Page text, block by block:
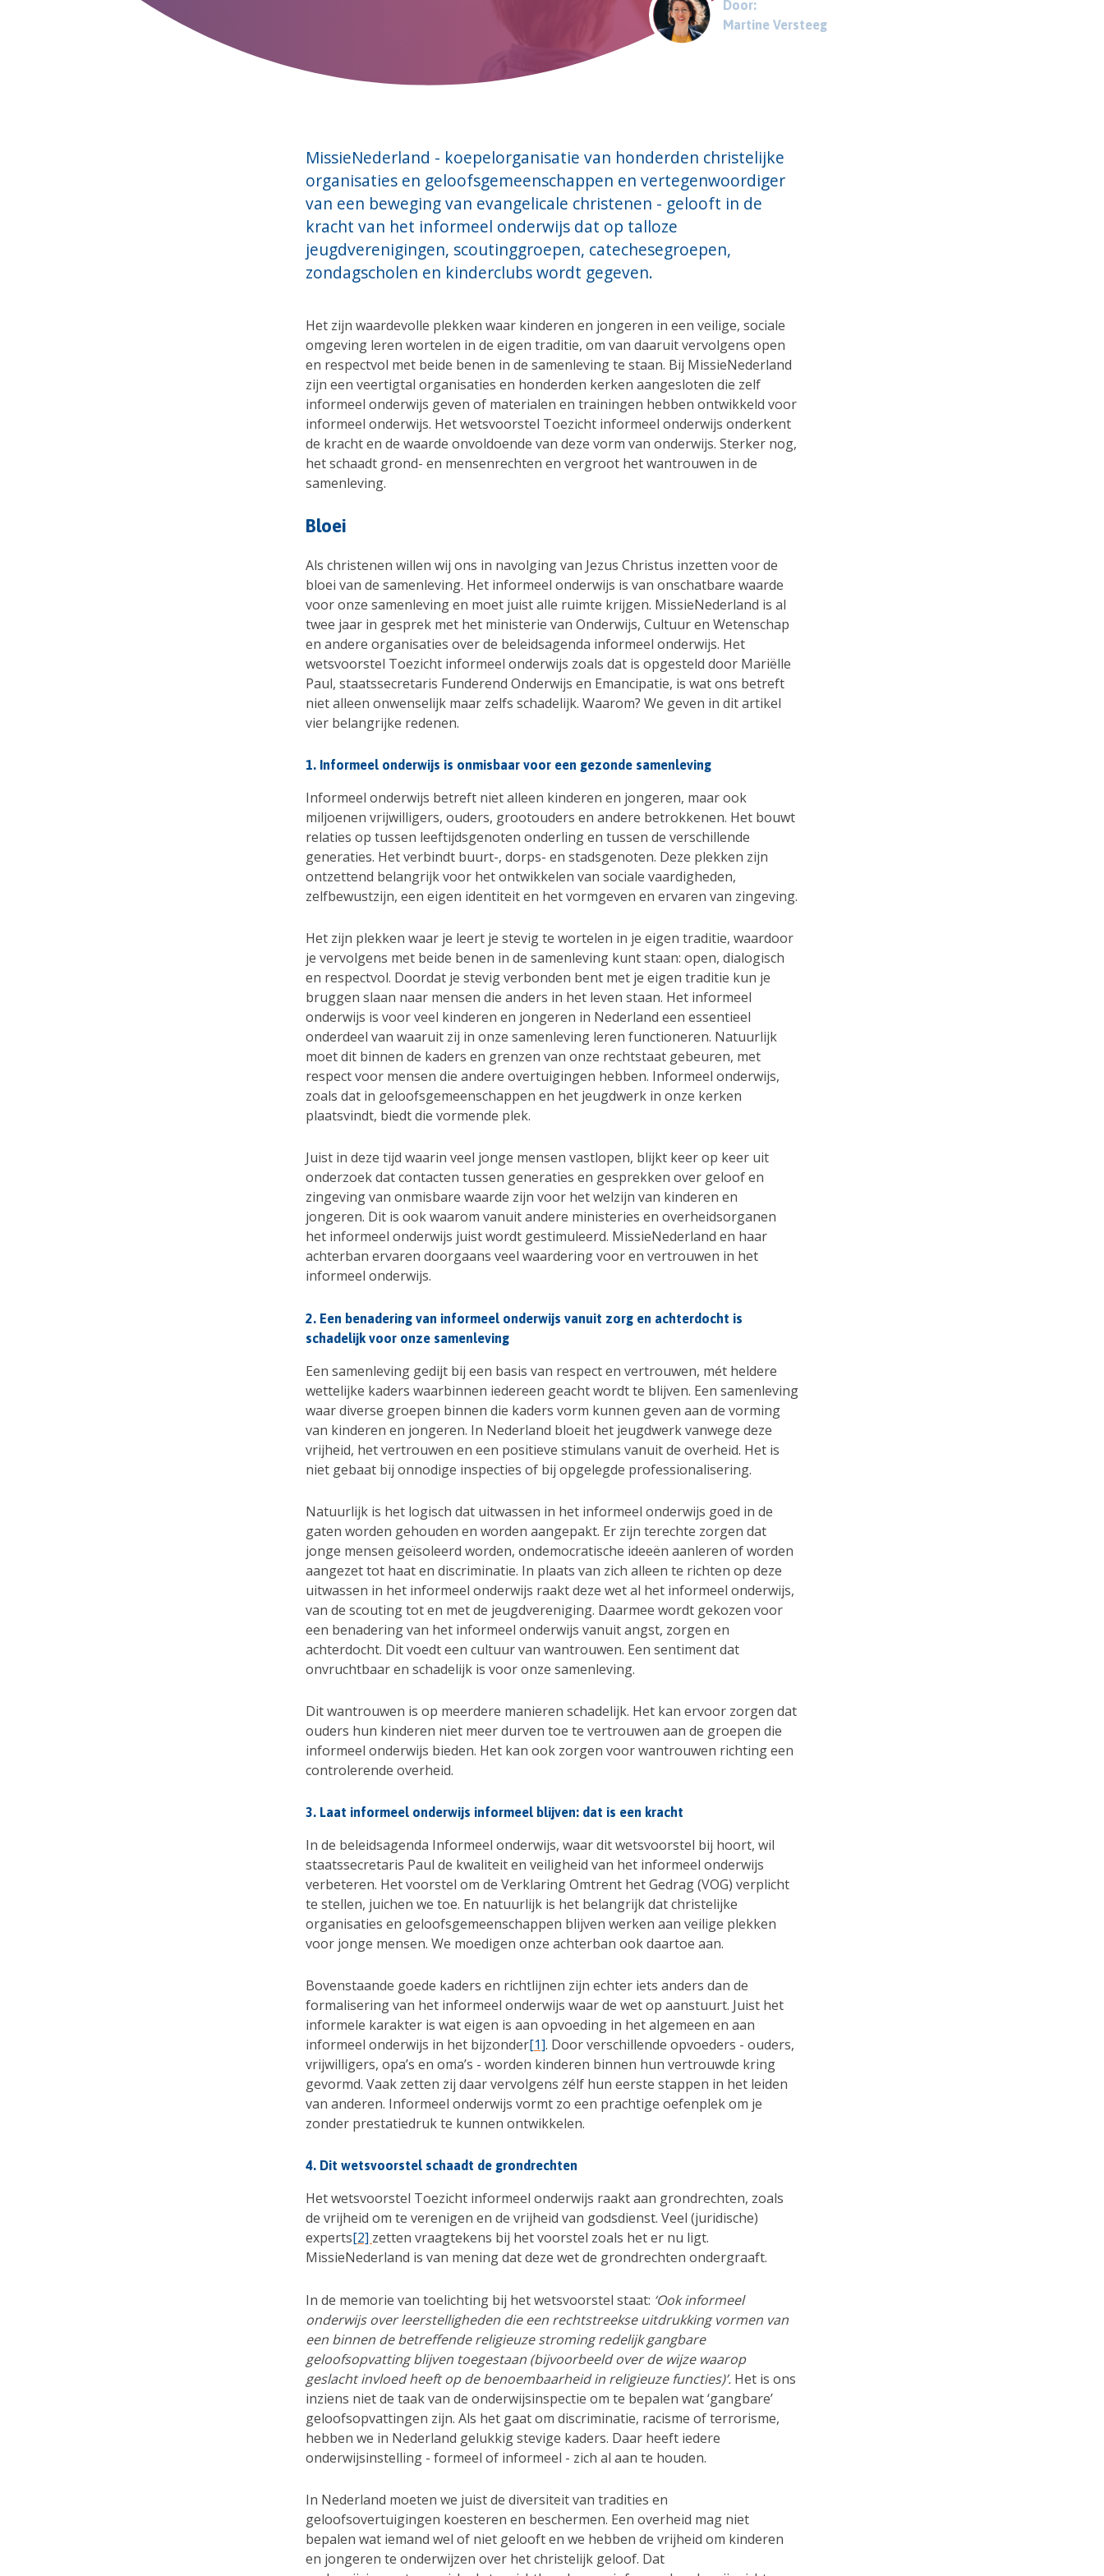
Door:
Martine Versteeg
MissieNederland - koepelorganisatie van honderden christelijke
organisaties en geloofsgemeenschappen en vertegenwoordiger
van een beweging van evangelicale christenen - gelooft in de
kracht van het informeel onderwijs dat op talloze
jeugdverenigingen, scoutinggroepen, catechesegroepen,
zondagscholen en kinderclubs wordt gegeven.
Het zijn waardevolle plekken waar kinderen en jongeren in een veilige, sociale
omgeving leren wortelen in de eigen traditie, om van daaruit vervolgens open
en respectvol met beide benen in de samenleving te staan. Bij MissieNederland
zijn een veertigtal organisaties en honderden kerken aangesloten die zelf
informeel onderwijs geven of materialen en trainingen hebben ontwikkeld voor
informeel onderwijs. Het wetsvoorstel Toezicht informeel onderwijs onderkent
de kracht en de waarde onvoldoende van deze vorm van onderwijs. Sterker nog,
het schaadt grond- en mensenrechten en vergroot het wantrouwen in de
samenleving.
Bloei
Als christenen willen wij ons in navolging van Jezus Christus inzetten voor de
bloei van de samenleving. Het informeel onderwijs is van onschatbare waarde
voor onze samenleving en moet juist alle ruimte krijgen. MissieNederland is al
twee jaar in gesprek met het ministerie van Onderwijs, Cultuur en Wetenschap
en andere organisaties over de beleidsagenda informeel onderwijs. Het
wetsvoorstel Toezicht informeel onderwijs zoals dat is opgesteld door Mariëlle
Paul, staatssecretaris Funderend Onderwijs en Emancipatie, is wat ons betreft
niet alleen onwenselijk maar zelfs schadelijk. Waarom? We geven in dit artikel
vier belangrijke redenen.
1. Informeel onderwijs is onmisbaar voor een gezonde samenleving
Informeel onderwijs betreft niet alleen kinderen en jongeren, maar ook
miljoenen vrijwilligers, ouders, grootouders en andere betrokkenen. Het bouwt
relaties op tussen leeftijdsgenoten onderling en tussen de verschillende
generaties. Het verbindt buurt-, dorps- en stadsgenoten. Deze plekken zijn
ontzettend belangrijk voor het ontwikkelen van sociale vaardigheden,
zelfbewustzijn, een eigen identiteit en het vormgeven en ervaren van zingeving.
Het zijn plekken waar je leert je stevig te wortelen in je eigen traditie, waardoor
je vervolgens met beide benen in de samenleving kunt staan: open, dialogisch
en respectvol. Doordat je stevig verbonden bent met je eigen traditie kun je
bruggen slaan naar mensen die anders in het leven staan. Het informeel
onderwijs is voor veel kinderen en jongeren in Nederland een essentieel
onderdeel van waaruit zij in onze samenleving leren functioneren. Natuurlijk
moet dit binnen de kaders en grenzen van onze rechtstaat gebeuren, met
respect voor mensen die andere overtuigingen hebben. Informeel onderwijs,
zoals dat in geloofsgemeenschappen en het jeugdwerk in onze kerken
plaatsvindt, biedt die vormende plek.
Juist in deze tijd waarin veel jonge mensen vastlopen, blijkt keer op keer uit
onderzoek dat contacten tussen generaties en gesprekken over geloof en
zingeving van onmisbare waarde zijn voor het welzijn van kinderen en
jongeren. Dit is ook waarom vanuit andere ministeries en overheidsorganen
het informeel onderwijs juist wordt gestimuleerd. MissieNederland en haar
achterban ervaren doorgaans veel waardering voor en vertrouwen in het
informeel onderwijs.
2. Een benadering van informeel onderwijs vanuit zorg en achterdocht is
schadelijk voor onze samenleving
Een samenleving gedijt bij een basis van respect en vertrouwen, mét heldere
wettelijke kaders waarbinnen iedereen geacht wordt te blijven. Een samenleving
waar diverse groepen binnen die kaders vorm kunnen geven aan de vorming
van kinderen en jongeren. In Nederland bloeit het jeugdwerk vanwege deze
vrijheid, het vertrouwen en een positieve stimulans vanuit de overheid. Het is
niet gebaat bij onnodige inspecties of bij opgelegde professionalisering.
Natuurlijk is het logisch dat uitwassen in het informeel onderwijs goed in de
gaten worden gehouden en worden aangepakt. Er zijn terechte zorgen dat
jonge mensen geïsoleerd worden, ondemocratische ideeën aanleren of worden
aangezet tot haat en discriminatie. In plaats van zich alleen te richten op deze
uitwassen in het informeel onderwijs raakt deze wet al het informeel onderwijs,
van de scouting tot en met de jeugdvereniging. Daarmee wordt gekozen voor
een benadering van het informeel onderwijs vanuit angst, zorgen en
achterdocht. Dit voedt een cultuur van wantrouwen. Een sentiment dat
onvruchtbaar en schadelijk is voor onze samenleving.
Dit wantrouwen is op meerdere manieren schadelijk. Het kan ervoor zorgen dat
ouders hun kinderen niet meer durven toe te vertrouwen aan de groepen die
informeel onderwijs bieden. Het kan ook zorgen voor wantrouwen richting een
controlerende overheid.
3. Laat informeel onderwijs informeel blijven: dat is een kracht
In de beleidsagenda Informeel onderwijs, waar dit wetsvoorstel bij hoort, wil
staatssecretaris Paul de kwaliteit en veiligheid van het informeel onderwijs
verbeteren. Het voorstel om de Verklaring Omtrent het Gedrag (VOG) verplicht
te stellen, juichen we toe. En natuurlijk is het belangrijk dat christelijke
organisaties en geloofsgemeenschappen blijven werken aan veilige plekken
voor jonge mensen. We moedigen onze achterban ook daartoe aan.
Bovenstaande goede kaders en richtlijnen zijn echter iets anders dan de
formalisering van het informeel onderwijs waar de wet op aanstuurt. Juist het
informele karakter is wat eigen is aan opvoeding in het algemeen en aan
informeel onderwijs in het bijzonder[1]. Door verschillende opvoeders - ouders,
vrijwilligers, opa’s en oma’s - worden kinderen binnen hun vertrouwde kring
gevormd. Vaak zetten zij daar vervolgens zélf hun eerste stappen in het leiden
van anderen. Informeel onderwijs vormt zo een prachtige oefenplek om je
zonder prestatiedruk te kunnen ontwikkelen.
4. Dit wetsvoorstel schaadt de grondrechten
Het wetsvoorstel Toezicht informeel onderwijs raakt aan grondrechten, zoals
de vrijheid om te verenigen en de vrijheid van godsdienst. Veel (juridische)
experts[2] zetten vraagtekens bij het voorstel zoals het er nu ligt.
MissieNederland is van mening dat deze wet de grondrechten ondergraaft.
In de memorie van toelichting bij het wetsvoorstel staat: ‘Ook informeel
onderwijs over leerstelligheden die een rechtstreekse uitdrukking vormen van
een binnen de betreffende religieuze stroming redelijk gangbare
geloofsopvatting blijven toegestaan (bijvoorbeeld over de wijze waarop
geslacht invloed heeft op de benoembaarheid in religieuze functies)’. Het is ons
inziens niet de taak van de onderwijsinspectie om te bepalen wat ‘gangbare’
geloofsopvattingen zijn. Als het gaat om discriminatie, racisme of terrorisme,
hebben we in Nederland gelukkig stevige kaders. Daar heeft iedere
onderwijsinstelling - formeel of informeel - zich al aan te houden.
In Nederland moeten we juist de diversiteit van tradities en
geloofsovertuigingen koesteren en beschermen. Een overheid mag niet
bepalen wat iemand wel of niet gelooft en we hebben de vrijheid om kinderen
en jongeren te onderwijzen over het christelijk geloof. Dat